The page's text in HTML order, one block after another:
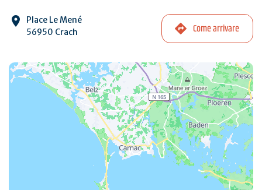
Place Le Mené
56950 Crach
Come arrivare